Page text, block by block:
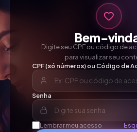
Bem-
Digite seu CPF ou código de
para visualizar seu
CPF (só números) ou Código de
Senha
Lembrar meu acesso